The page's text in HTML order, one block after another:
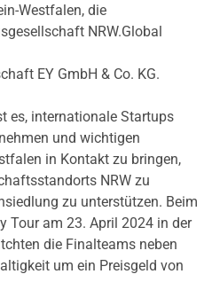
Westfalen, die
NRW.Global
EY GmbH & Co. KG.
es, internationale Startups
und wichtigen
in Kontakt zu bringen,
NRW zu
zu unterstützen. Beim
Tour am 23. April 2024 in der
die Finalteams neben
um ein Preisgeld von